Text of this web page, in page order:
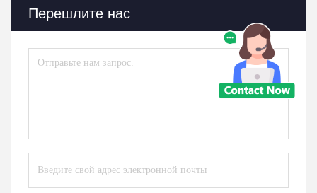
Перешлите нас